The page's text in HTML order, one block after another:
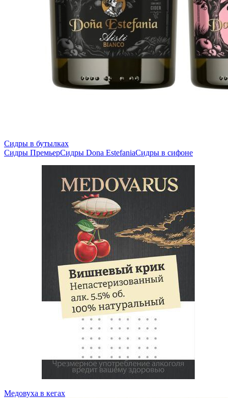
Сидры в бутылках
Сидры ПремьерСидры Dona EstefaniaСидры в сифоне
Медовуха в кегах